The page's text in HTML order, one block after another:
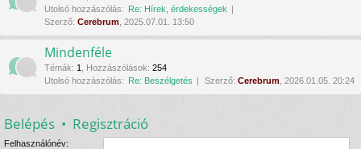
Utolsó hozzászólás: Re: Hírek, érdekességek
Szerző: Cerebrum , 2025.07.01. 13:50
Mindenféle
Témák: 1 Hozzászólások: 254
Utolsó hozzászólás: Re: Beszélgetés Szerző: Cerebrum , 2026.01.05. 20:24
Belépés • Regisztráció
Felhasználónév: